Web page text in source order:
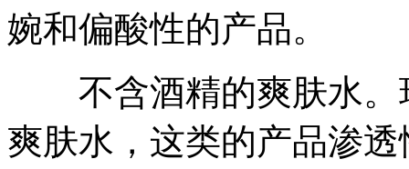
婉和偏酸性的产品。
不含酒精的爽肤水。
爽肤水，这类的产品渗